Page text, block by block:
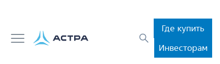
Где купить
Инвесторам